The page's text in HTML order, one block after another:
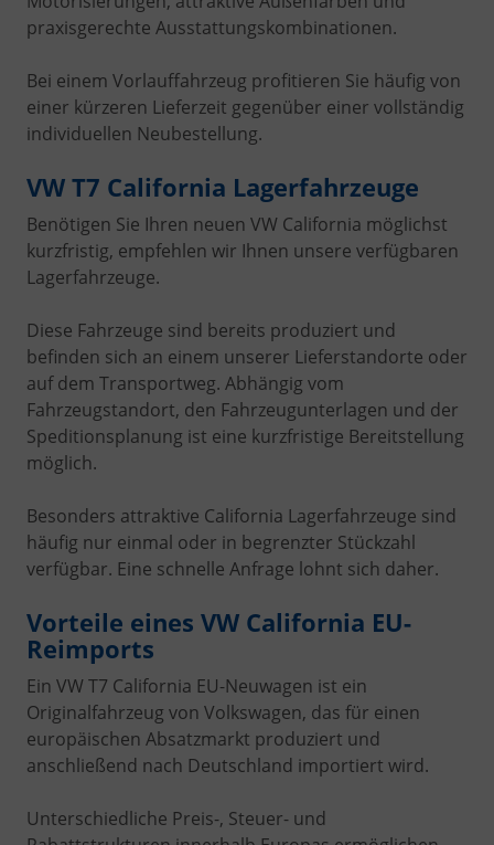
praxisgerechte Ausstattungskombinationen.
Bei einem Vorlauffahrzeug profitieren Sie häufig von
einer kürzeren Lieferzeit gegenüber einer vollständig
individuellen Neubestellung.
VW T7 California Lagerfahrzeuge
Benötigen Sie Ihren neuen VW California möglichst
kurzfristig, empfehlen wir Ihnen unsere verfügbaren
Lagerfahrzeuge.
Diese Fahrzeuge sind bereits produziert und
befinden sich an einem unserer Lieferstandorte oder
auf dem Transportweg. Abhängig vom
Fahrzeugstandort, den Fahrzeugunterlagen und der
Speditionsplanung ist eine kurzfristige Bereitstellung
möglich.
Besonders attraktive California Lagerfahrzeuge sind
häufig nur einmal oder in begrenzter Stückzahl
verfügbar. Eine schnelle Anfrage lohnt sich daher.
Vorteile eines VW California EU-
Reimports
Ein VW T7 California EU-Neuwagen ist ein
Originalfahrzeug von Volkswagen, das für einen
europäischen Absatzmarkt produziert und
anschließend nach Deutschland importiert wird.
Unterschiedliche Preis-, Steuer- und